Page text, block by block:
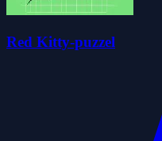
Red Kitty-puzzel